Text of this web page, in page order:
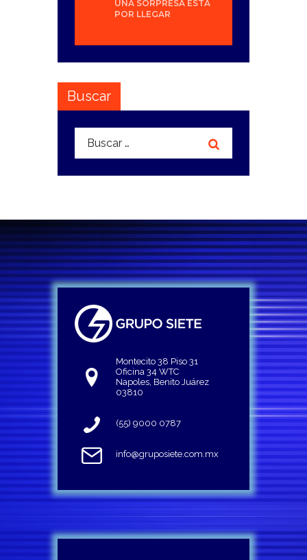
UNA SORPRESA ESTÁ
POR LLEGAR
Buscar
Buscar:
Montecito 38 Piso 31
Oficina 34 WTC
Napoles, Benito Juárez
03810
(55) 9000 0787
info@gruposiete.com.mx